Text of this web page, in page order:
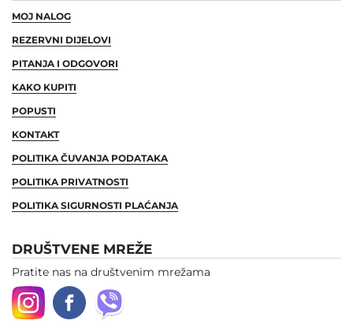
MOJ NALOG
REZERVNI DIJELOVI
PITANJA I ODGOVORI
KAKO KUPITI
POPUSTI
KONTAKT
POLITIKA ČUVANJA PODATAKA
POLITIKA PRIVATNOSTI
POLITIKA SIGURNOSTI PLAĆANJA
DRUŠTVENE MREŽE
Pratite nas na društvenim mrežama